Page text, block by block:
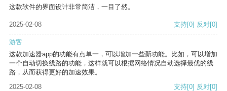
这款软件的界面设计非常简洁，一目了然。
2025-02-08 支持[0] 反对[0]
游客
这款加速器app的功能有点单一，可以增加一些新功能。比如，可以增加
一个自动切换线路的功能，这样就可以根据网络情况自动选择最优的线
路，从而获得更好的加速效果。
2025-02-08
支持[0] 反对[0]